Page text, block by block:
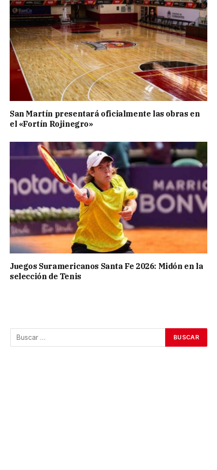
San Martín presentará oficialmente las obras en
el «Fortín Rojinegro»
Juegos Suramericanos Santa Fe 2026: Midón en la
selección de Tenis